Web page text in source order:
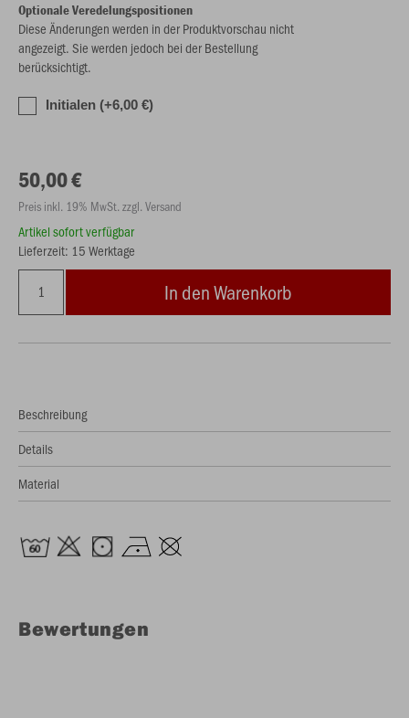
Optionale Veredelungspositionen
Diese Änderungen werden in der Produktvorschau nicht
angezeigt. Sie werden jedoch bei der Bestellung
berücksichtigt.
Initialen (+6,00 €)
50,00 €
Preis inkl. 19% MwSt. zzgl. Versand
Artikel sofort verfügbar
Lieferzeit: 15 Werktage
In den Warenkorb
Beschreibung
Details
Material
Bewertungen